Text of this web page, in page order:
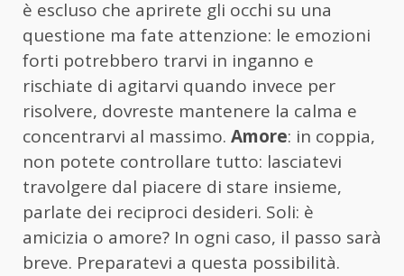
è escluso che aprirete gli occhi su una
questione ma fate attenzione: le emozioni
forti potrebbero trarvi in inganno e
rischiate di agitarvi quando invece per
risolvere, dovreste mantenere la calma e
concentrarvi al massimo. Amore: in coppia,
non potete controllare tutto: lasciatevi
travolgere dal piacere di stare insieme,
parlate dei reciproci desideri. Soli: è
amicizia o amore? In ogni caso, il passo sarà
breve. Preparatevi a questa possibilità.